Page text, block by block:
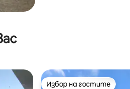
Избор на гостите